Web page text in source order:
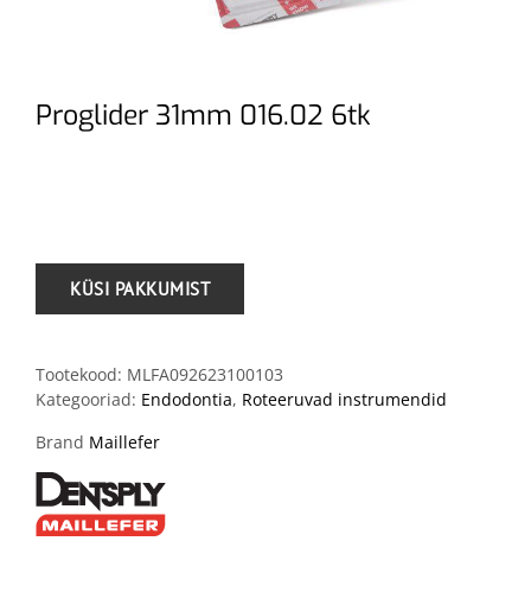
Proglider 31mm 016.02 6tk
Tootekood: MLFA092623100103
Kategooriad: Endodontia, Roteeruvad instrumendid
Brand Maillefer